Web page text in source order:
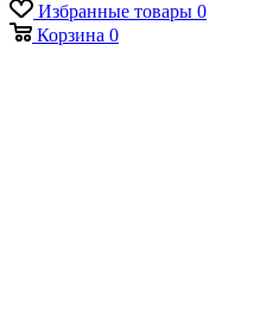
Избранные товары 0
Корзина 0